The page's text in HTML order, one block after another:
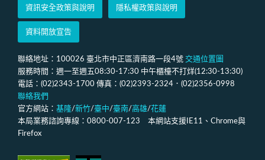
資訊安全政策與說明 隱私權政策與說明
資料開放宣告
聯絡地址：100026 臺北市中正區濟南路一段4號 交通位置圖
服務時間：週一至週五08:30-17:30 中午櫃檯不打烊(12:30-13:30)
電話：(02)2343-1700 傳真：(02)2393-2324．(02)2356-0998
聯絡我們
官方網站： 基隆/新竹/臺中/臺南/高雄/花蓮
本局業務諮詢專線：0800-007-123 本網站支援IE11、Chrome與
Firefox